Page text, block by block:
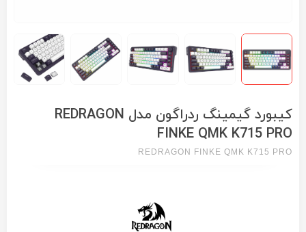
کیبورد گیمینگ ردراگون مدل REDRAGON
FINKE QMK K715 PRO
REDRAGON FINKE QMK K715 PRO